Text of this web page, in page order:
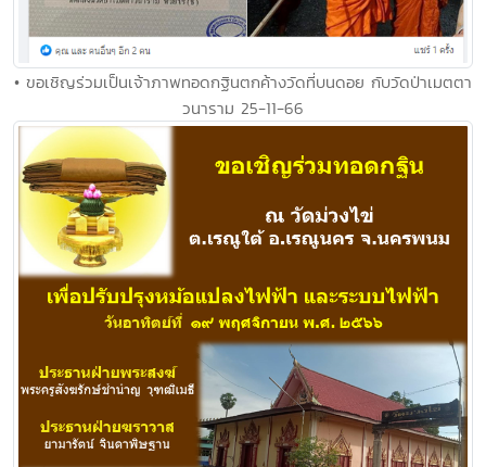
• ขอเชิญร่วมเป็นเจ้าภาพทอดกฐินตกค้างวัดที่บนดอย กับวัดป่าเมตตา
วนาราม 25-11-66